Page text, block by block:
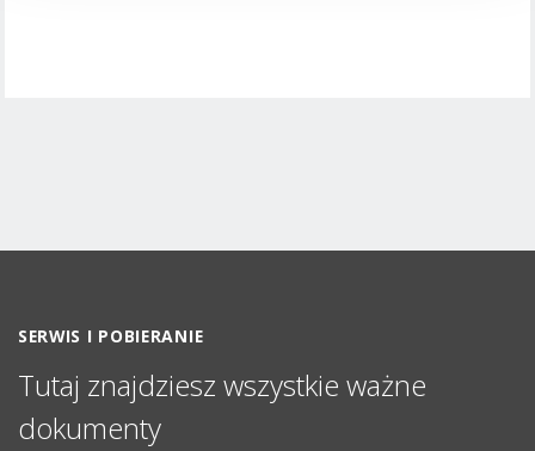
SERWIS I POBIERANIE
Tutaj znajdziesz wszystkie ważne
dokumenty